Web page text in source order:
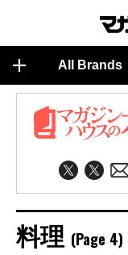
All Brands
料理 (Page 4)